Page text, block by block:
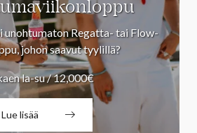
Regatta- tai Flow-
johon saavut tyylillä?
la-su / 12,000€
Lue lisää